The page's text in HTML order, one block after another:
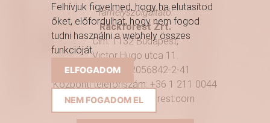
Tárhelyszolgáltató:
Rackforest Zrt.
Cím: 1132 Budapest,
Victor Hugo utca 11.
Adószám: 32056842-2-41
Központi telefonszám: +36 1 211 0044
E-mail:info@rackforest.com
Felhívjuk figyelmed, hogy ha elutasítod
őket, előfordulhat, hogy nem fogod
tudni használni a webhely összes
funkcióját.
ELFOGADOM
NEM FOGADOM EL